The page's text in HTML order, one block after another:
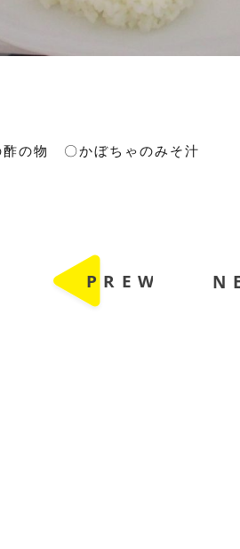
の物 〇かぼちゃのみそ汁